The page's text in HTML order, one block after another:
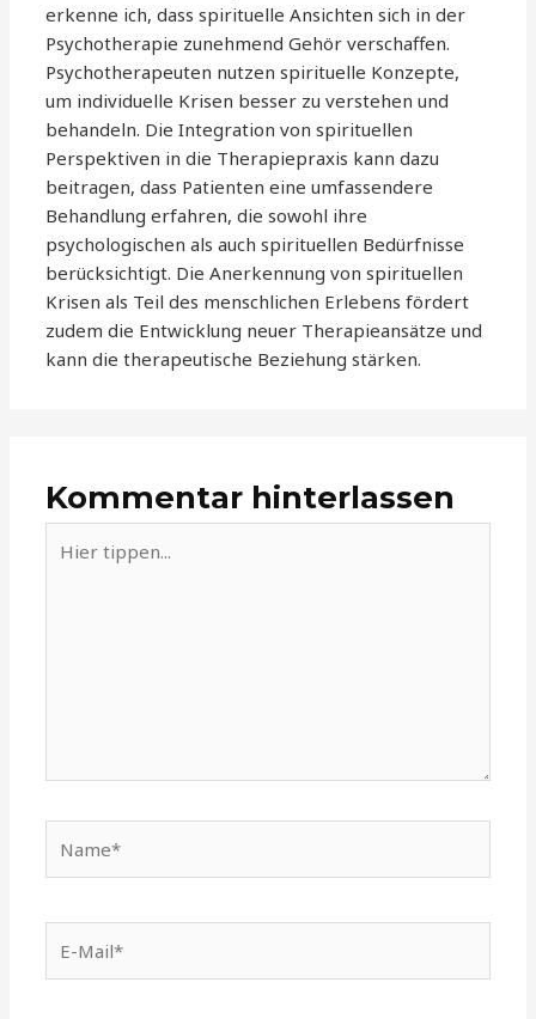
erkenne ich, dass spirituelle Ansichten sich in der
Psychotherapie zunehmend Gehör verschaffen.
Psychotherapeuten nutzen spirituelle Konzepte,
um individuelle Krisen besser zu verstehen und
behandeln. Die Integration von spirituellen
Perspektiven in die Therapiepraxis kann dazu
beitragen, dass Patienten eine umfassendere
Behandlung erfahren, die sowohl ihre
psychologischen als auch spirituellen Bedürfnisse
berücksichtigt. Die Anerkennung von spirituellen
Krisen als Teil des menschlichen Erlebens fördert
zudem die Entwicklung neuer Therapieansätze und
kann die therapeutische Beziehung stärken.
Kommentar hinterlassen
tippen...
Mail*